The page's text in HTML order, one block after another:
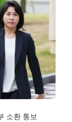
소환 통보